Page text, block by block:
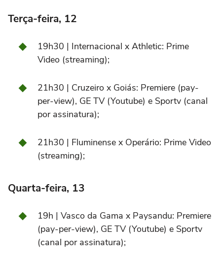
Terça-feira, 12
19h30 | Internacional x Athletic: Prime
Video (streaming);
21h30 | Cruzeiro x Goiás: Premiere (pay-
per-view), GE TV (Youtube) e Sportv (canal
por assinatura);
21h30 | Fluminense x Operário: Prime Video
(streaming);
Quarta-feira, 13
19h | Vasco da Gama x Paysandu: Premiere
(pay-per-view), GE TV (Youtube) e Sportv
(canal por assinatura);